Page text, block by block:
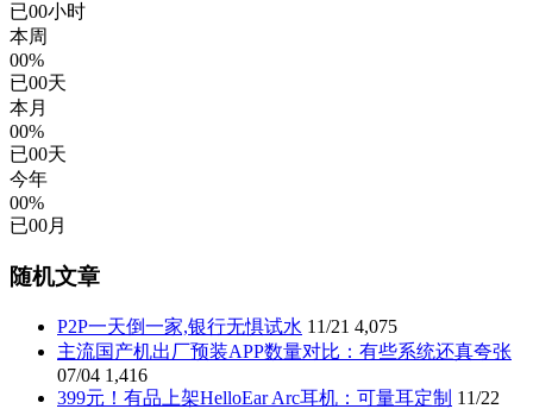
已00小时
本周
00%
已00天
本月
00%
已00天
今年
00%
已00月
随机文章
P2P一天倒一家,银行无惧试水 11/21 4,075
主流国产机出厂预装APP数量对比：有些系统还真夸张
07/04 1,416
399元！有品上架HelloEar Arc耳机：可量耳定制 11/22